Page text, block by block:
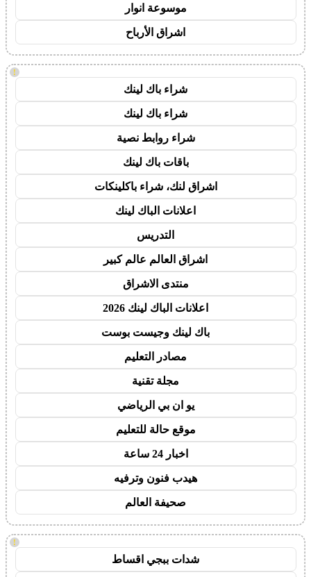
موسوعة انوار
اشراق الأرباح
!
شراء باك لينك
شراء باك لينك
شراء روابط نصية
باقات باك لينك
اشراق لنك، شراء باكلينكات
اعلانات الباك لينك
التدريس
اشراق العالم عالم كبير
منتدى الاشراق
اعلانات الباك لينك 2026
باك لينك وجيست بوست
مصادر التعليم
مجلة تقنية
يو ان بي الرياضي
موقع حالة للتعليم
اخبار 24 ساعة
هيدب فنون وترفيه
صحيفة العالم
!
شدات ببجي اقساط